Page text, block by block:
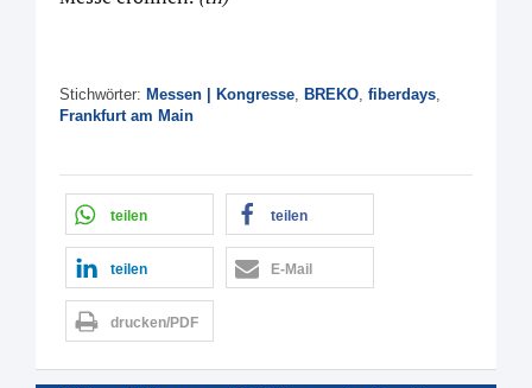
Stichwörter: Messen | Kongresse, BREKO, fiberdays,
Frankfurt am Main
teilen teilen
teilen E-Mail
drucken/PDF